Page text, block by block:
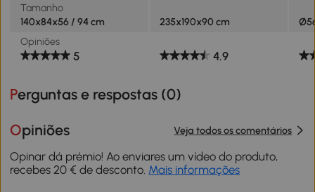
Tamanho
140x84x56 / 94 cm
235x190x90 cm
Opiniões
5 4.9
Perguntas e respostas (0)
Opiniões Veja todos os comentários
Opinar dá prémio! Ao enviares um vídeo do produto,
recebes 20 € de desconto. Mais informações